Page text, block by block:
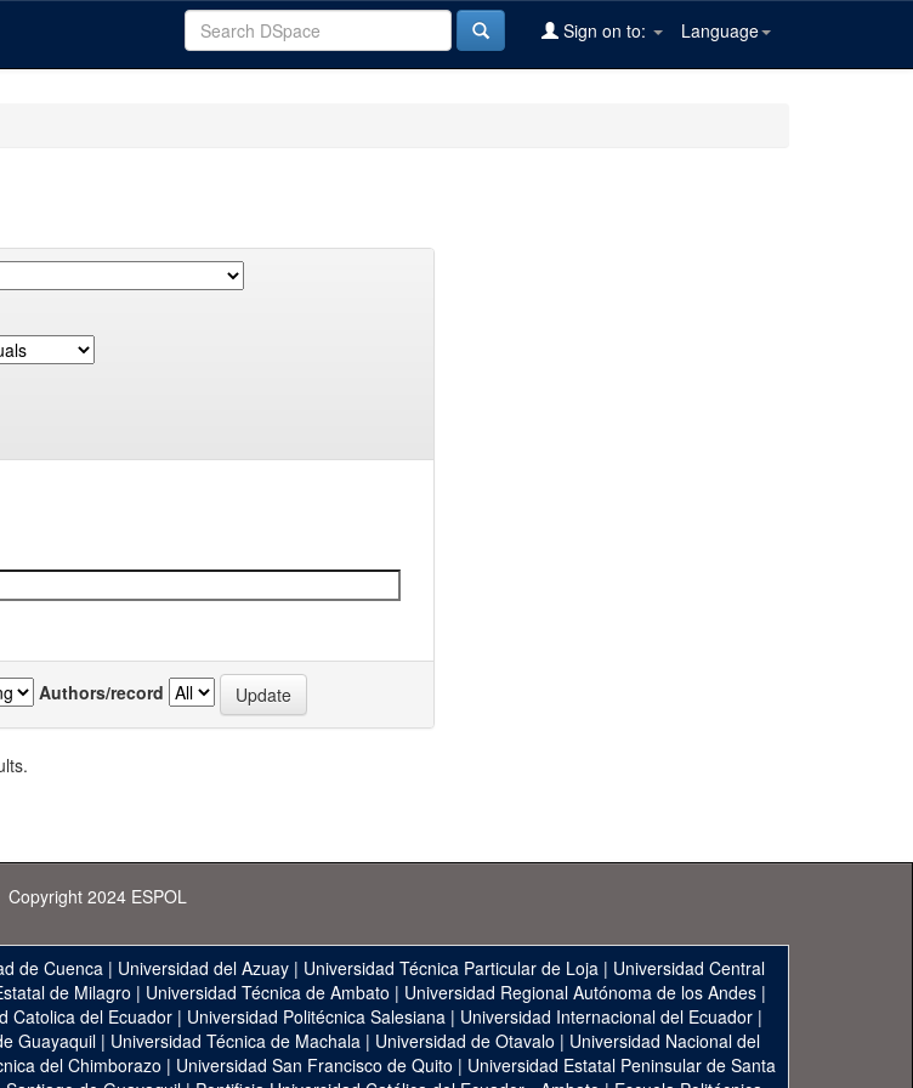
Language
Sign on to:
Authors/record
Copyright 2024 ESPOL
de Cuenca | Universidad del Azuay | Universidad Técnica Particular de Loja | Universidad Central
de Milagro | Universidad Técnica de Ambato | Universidad Regional Autónoma de los Andes|
Catolica del Ecuador| Universidad Politécnica Salesiana| Universidad Internacional del Ecuador|
Guayaquil | Universidad Técnica de Machala | Universidad de Otavalo | Universidad Nacional del
del Chimborazo | Universidad San Francisco de Quito | Universidad Estatal Peninsular de Santa